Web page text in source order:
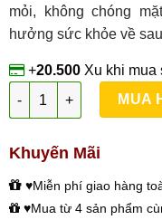
mỏi, không chóng
hưởng sức khỏe về
+20.500 Xu khi mua
Combo 10 Hộp Giảm
MUA
Khuyến Mãi
♥Miễn phí giao hàng
♥Mua từ 4 sản phẩm